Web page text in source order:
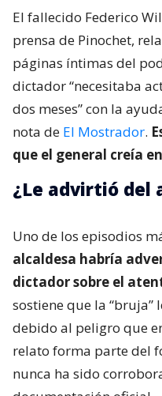
El fallecido Federico
prensa de Pinochet,
páginas íntimas del
dictador “necesitaba
dos meses” con la
nota de El Mostrador.
que el general creía
¿Le advirtió del
Uno de los episodios
alcaldesa habría
dictador sobre el
sostiene que la “bruja”
debido al peligro que
relato forma parte del
nunca ha sido